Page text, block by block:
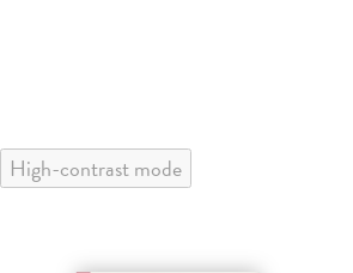
High-contrast mode